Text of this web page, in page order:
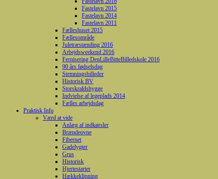
Fastelavn 2015
Fastelavn 2014
Fastelavn 2011
Fælleshuset 2015
Fællesområde
Juletræstænding 2016
Arbejdsweekend 2016
Fernisering DenLilleBitteBilledskole 2016
90 års fødselsdag
Stemningsbilleder
Historisk BV
Storskraldshygge
Indvielse af legeplads 2014
Fælles arbejdsdag
Praktisk Info
Værd at vide
Anlæg af indkørsler
Brændeovne
Fibernet
Gadelygter
Grus
Historisk
Hjertestarter
Hækkeklipning